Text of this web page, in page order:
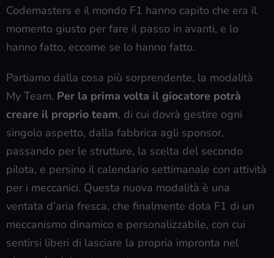
Codemasters e il mondo F1 hanno capito che era il
momento giusto per fare il passo in avanti, e lo
hanno fatto, eccome se lo hanno fatto.
Partiamo dalla cosa più sorprendente, la modalità
My Team. Per la prima volta il giocatore potrà
creare il proprio team, di cui dovrà gestire ogni
singolo aspetto, dalla fabbrica agli sponsor,
passando per le strutture, la scelta del secondo
pilota, e persino il calendario settimanale con attività
per i meccanici. Questa nuova modalità è una
ventata d’aria fresca, che finalmente dota F1 di un
meccanismo dinamico e personalizzabile, con cui
sentirsi liberi di lasciare la propria impronta nel